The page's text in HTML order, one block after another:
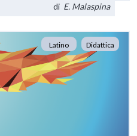
di E. Malaspina
Latino Didattica